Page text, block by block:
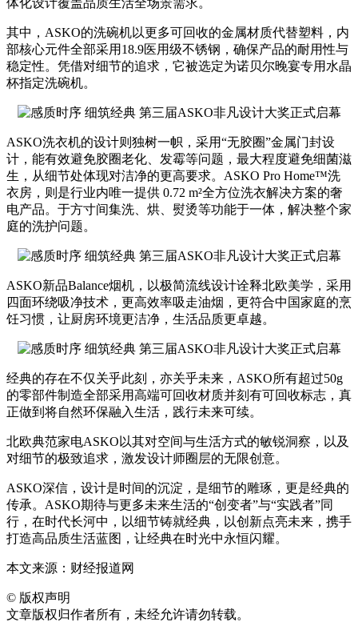
其中，ASKO的洗碗机以更多可回收的金属材质代替塑料，内
部核心元件全部采用18.9医用级不锈钢，确保产品的耐用性与
稳定性。凭借对细节的追求，它被选定为诺贝尔晚宴专用水晶
杯指定洗碗机。
ASKO洗衣机的设计则独树一帜，采用“无胶圈”金属门封设
计，能有效避免胶圈老化、发霉等问题，最大程度避免细菌滋
生，从细节处体现对洁净的更高要求。ASKO Pro Home™洗
衣房，则是行业内唯一提供 0.72 m²全方位洗衣解决方案的奢
电产品。于方寸间集洗、烘、熨烫等功能于一体，解决整个家
庭的洗护问题。
ASKO新品Balance烟机，以极简流线设计诠释北欧美学，采用
四面环绕吸净技术，更高效率吸走油烟，更符合中国家庭的烹
饪习惯，让厨房环境更洁净，生活品质更卓越。
经典的存在不仅关乎此刻，亦关乎未来，ASKO所有超过50g
的零部件制造全部采用高端可回收材质并刻有可回收标志，真
正做到将自然环保融入生活，践行未来可续。
北欧典范家电ASKO以其对空间与生活方式的敏锐洞察，以及
对细节的极致追求，激发设计师圈层的无限创意。
ASKO深信，设计是时间的沉淀，是细节的雕琢，更是经典的
传承。ASKO期待与更多未来生活的“创变者”与“实践者”同
行，在时代长河中，以细节铸就经典，以创新点亮未来，携手
打造高品质生活蓝图，让经典在时光中永恒闪耀。
本文来源：财经报道网
© 版权声明
文章版权归作者所有，未经允许请勿转载。